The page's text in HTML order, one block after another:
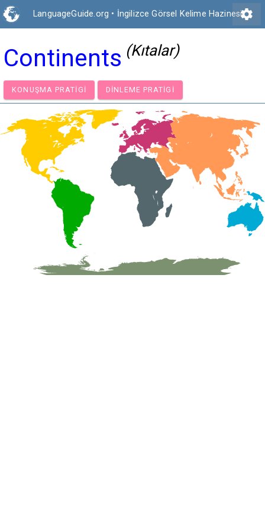
LanguageGuide.org • İngilizce Görsel Kelime Hazinesisettings
Continents (Kıtalar)
KONUŞMA PRATIGI DINLEME PRATIGI